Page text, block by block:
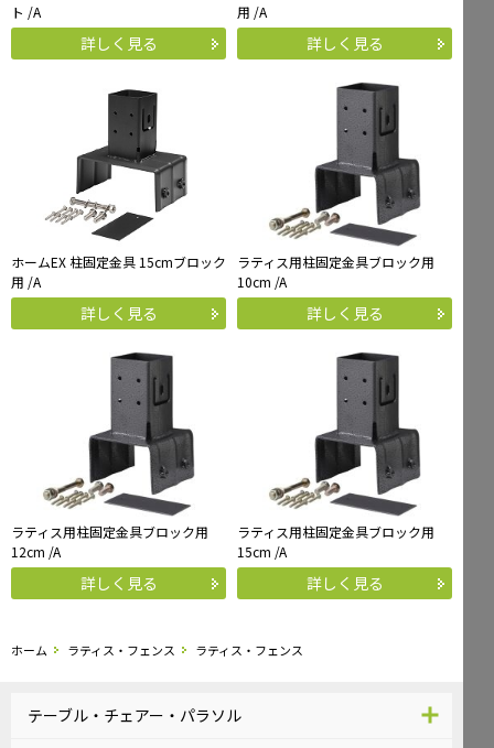
ト /A
詳しく見る
用 /A
詳しく見る
ホームEX 柱固定金具 15cmブロック
用 /A
詳しく見る
ラティス用柱固定金具ブロック用
10cm /A
詳しく見る
ラティス用柱固定金具ブロック用
12cm /A
詳しく見る
ラティス用柱固定金具ブロック用
15cm /A
詳しく見る
ホーム ラティス・フェンス ラティス・フェンス
テーブル・チェアー・パラソル